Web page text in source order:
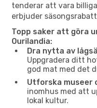
tenderar att vara
erbjuder
Topp saker att göra
Ourilandia:
Dra nytta av
Uppgradera ditt
god mat med det
Utforska museer
inomhus med att
lokal kultur.